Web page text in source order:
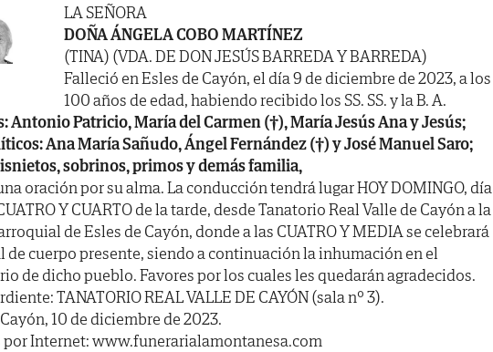
LA SEÑORA
DOÑA ÁNGELA COBO MARTÍNEZ
(TINA) (VDA. DE DON JESÚS BARREDA Y BARREDA)
Falleció en Esles de Cayón, el día 9 de diciembre de 2023, a los
100 años de edad, habiendo recibido los SS. SS. y la B. A.
Antonio Patricio, María del Carmen (†), María Jesús Ana y Jesús;
Ana María Sañudo, Ángel Fernández (†) y José Manuel Saro;
sobrinos, primos y demás familia,
oración por su alma. La conducción tendrá lugar HOY DOMINGO, día
Y CUARTO de la tarde, desde Tanatorio Real Valle de Cayón a la
de Esles de Cayón, donde a las CUATRO Y MEDIA se celebrará
de cuerpo presente, siendo a continuación la inhumación en el
de dicho pueblo. Favores por los cuales les quedarán agradecidos.
TANATORIO REAL VALLE DE CAYÓN (sala nº 3).
10 de diciembre de 2023.
por Internet: www.funerarialamontanesa.com